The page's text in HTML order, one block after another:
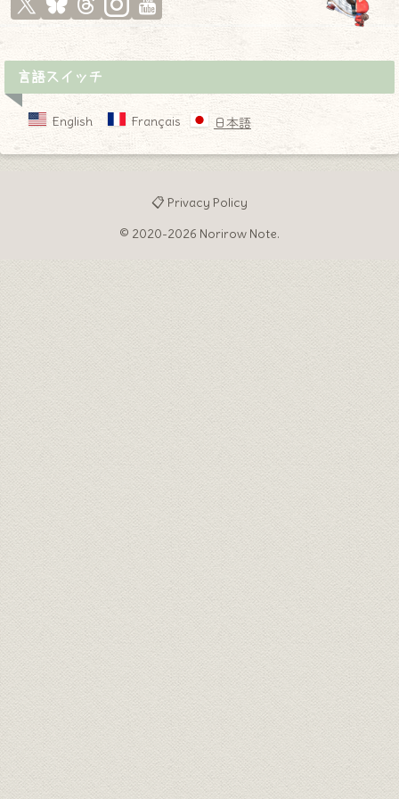
言語スイッチ
English Français 日本語
📋 Privacy Policy
© 2020-2026 Norirow Note.